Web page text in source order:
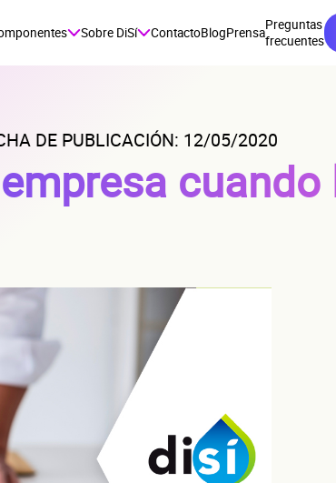
Sobre DiSí ContactoBlogPrensaPreguntas
frecuentes
DE PUBLICACIÓN: 12/05/2020